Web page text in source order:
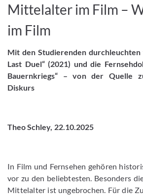
Mittelalter im Film –
im Film
Mit den Studierenden durchleuchten
Last Duel“ (2021) und die
Bauernkriegs“ – von der Quelle
Diskurs
Theo Schley, 22.10.2025
In Film und Fernsehen gehören
vor zu den beliebtesten. Besonders
Mittelalter ist ungebrochen. Für die